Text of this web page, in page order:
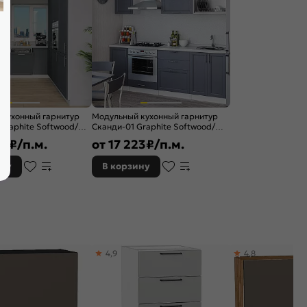
кухонный гарнитур
Graphite Softwood/
см
₽/п.м.
Модульный кухонный гарнитур
Сканди-01 Graphite Softwood/
Белый 2140x2200x600
от17 223₽/п.м.
В корзину
4,9 4,8